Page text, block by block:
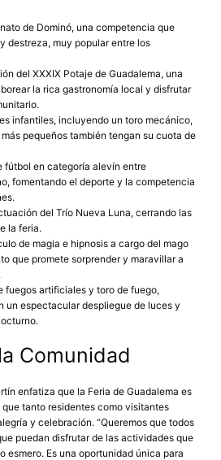
de Dominó, una competencia que
destreza, muy popular entre los
del XXXIX Potaje de Guadalema, una
la rica gastronomía local y disfrutar
infantiles, incluyendo un toro mecánico,
pequeños también tengan su cuota de
fútbol en categoría alevín entre
fomentando el deporte y la competencia
del Trío Nueva Luna, cerrando las
la feria.
de magia e hipnosis a cargo del mago
que promete sorprender y maravillar a
fuegos artificiales y toro de fuego,
un espectacular despliegue de luces y
Comunidad
enfatiza que la Feria de Guadalema es
tanto residentes como visitantes
y celebración. “Queremos que todos
puedan disfrutar de las actividades que
esmero. Es una oportunidad única para